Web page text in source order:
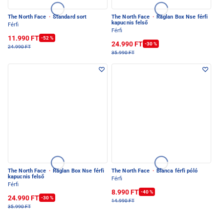
The North Face · Standard sort
Férfi
11.990 FT -52 %
24.990 FT
The North Face · Raglan Box Nse férfi
kapucnis felső
Férfi
24.990 FT -30 %
35.990 FT
The North Face · Raglan Box Nse férfi
kapucnis felső
Férfi
24.990 FT -30 %
35.990 FT
The North Face · Blanca férfi póló
Férfi
8.990 FT -40 %
14.990 FT